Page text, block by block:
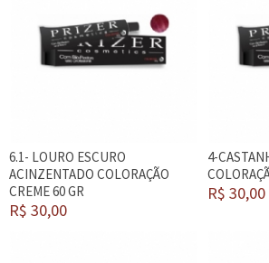
6.1- LOURO ESCURO
ACINZENTADO COLORAÇÃO
CREME 60 GR
R$ 30,00
4-
R$ 30,00